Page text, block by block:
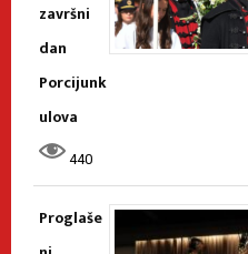
završni
dan
Porcijunk
ulova
440
Proglaše